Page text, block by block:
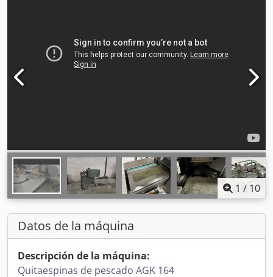
1 / 10
Datos de la máquina
Descripción de la máquina:
Quitaespinas de pescado AGK 164